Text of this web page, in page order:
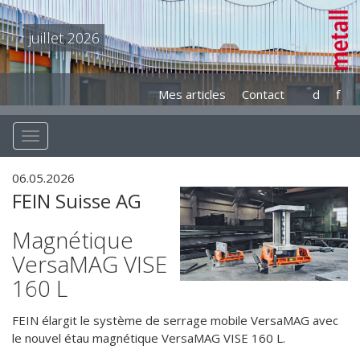
juillet 2026
Mes articles Contact d f
06.05.2026
FEIN Suisse AG
Magnétique
VersaMAG VISE
160 L
FEIN élargit le système de serrage mobile VersaMAG avec
le nouvel étau magnétique VersaMAG VISE 160 L.